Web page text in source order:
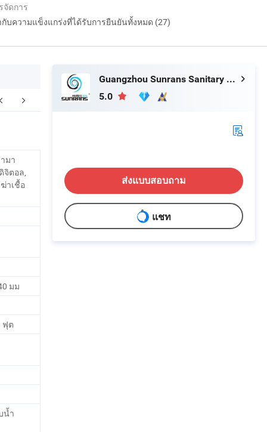
จัดการ
บความแข็งแกร่งที่ได้รับการยืนยันทั้งหมด (27)
รจุและการจัดส่ง
มา
ตอล,
าเชื้อ
มม
ฟุต
น้ำ
Guangzhou Sunrans Sanitary Ware Co., Ltd.
5.0
ส่งแบบสอบถาม
แชท